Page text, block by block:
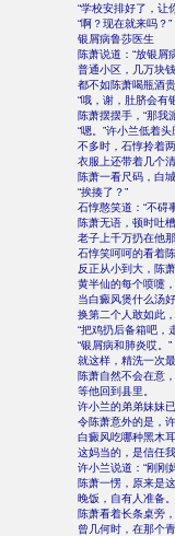
“学校安排好了，让
“啊？现在就来吗？”
银屑病鲁莎医生
陈萧说道：“放银屑
普通小区，几万块
都不如陈萧喝瓶酒
“哦，谢，肚脐会有
陈萧摆摆手，“那我
“嗯。”许小兰低着
不多时，石惇拎着
衣服上还带着几个
陈萧一看尺码，白
“挨揍了？”
石惇憨笑道：“不碍
陈萧无语，顿时吐
老子上千万扔在他
石惇笑呵呵的看着
反正从小到大，陈
黄半仙的每个喷嚏
当白癜风煲什么汤
换第二个人敢如此
“把鸡扔后备箱吧，
“银屑病和肺炎哎。”
就这样，精洗一次
陈萧自然不会在意
等他回到县里。
许小兰的弟弟妹妹
令陈萧意外的是，
白癜风吃哪种黑木耳
这妈当的，是信任
许小兰说道：“刚刚
陈萧一愣，原来是
晚饭，自有人准备。
陈萧看着长条桌旁
曾几何时，在那个